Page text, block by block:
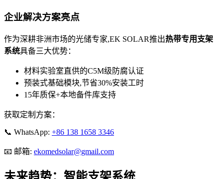
企业解决方案亮点
作为深耕非洲市场的光储专家,EK SOLAR推出热带专用支架
系统具备三大优势：
材料实验室直供的C5M级防腐认证
预装式基础模块,节省30%安装工时
15年质保+本地备件库支持
获取定制方案：
📞 WhatsApp: +86 138 1658 3346
📧 邮箱: ekomedsolar@gmail.com
未来趋势：智能支架系统